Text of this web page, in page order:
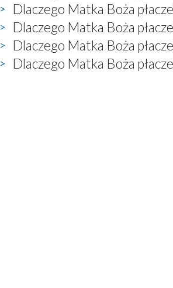
Dlaczego Matka Boża
Dlaczego Matka Boża
Dlaczego Matka Boża
Dlaczego Matka Boża